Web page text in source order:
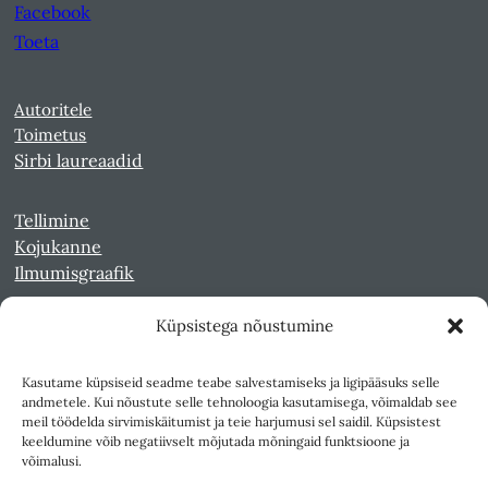
Küpsistega nõustumine
Kasutame küpsiseid seadme teabe salvestamiseks ja ligipääsuks selle
andmetele. Kui nõustute selle tehnoloogia kasutamisega, võimaldab see
meil töödelda sirvimiskäitumist ja teie harjumusi sel saidil. Küpsistest
keeldumine võib negatiivselt mõjutada mõningaid funktsioone ja
võimalusi.
Facebook
Toeta
Autoritele
Toimetus
Sirbi laureaadid
Tellimine
Kojukanne
Ilmumisgraafik
Kultuurileht 1994-1997
Reede 1989-1990
Sirp ja Vasar 1940-1989